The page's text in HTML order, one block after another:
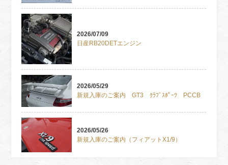
2026/07/09
日産RB20DETエンジン
2026/05/29
新規入庫のご案内 GT3 ｸﾗﾌﾞｽﾎﾟｰﾂ PCCB
2026/05/26
新規入庫のご案内（フィアットX1/9）